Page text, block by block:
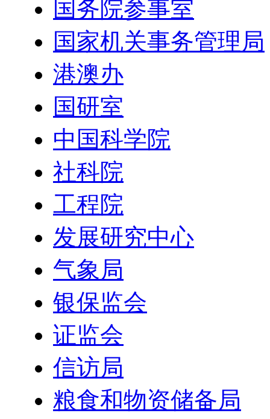
国务院参事室
国家机关事务管理局
港澳办
国研室
中国科学院
社科院
工程院
发展研究中心
气象局
银保监会
证监会
信访局
粮食和物资储备局